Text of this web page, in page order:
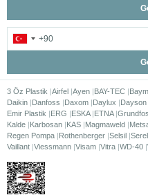
3 Öz Plastik Airfel Ayen BAY-TEC
Daikin Danfoss Daxom Daylux Dayson
Emir Plastik
ERG ESKA ETNA Grundfos
Kalde Karbosan KAS Magmaweld
Regen Pompa Rothenberger Selsil Serel
Vaillant Viessmann Visam Vitra WD-40